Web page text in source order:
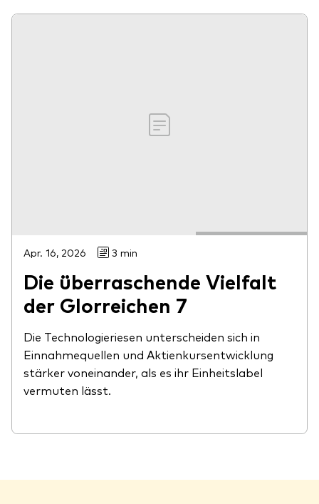
Apr. 16, 2026 3 min
Die überraschende Vielfalt
der Glorreichen 7
Die Technologieriesen unterscheiden sich in
Einnahmequellen und Aktienkursentwicklung
stärker voneinander, als es ihr Einheitslabel
vermuten lässt.